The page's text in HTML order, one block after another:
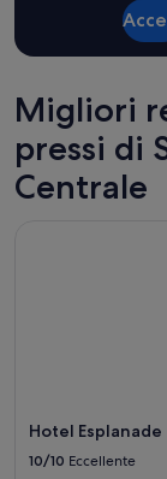
Migliori
pressi di
Centrale
Hotel Esplanade
10/10 Eccellente